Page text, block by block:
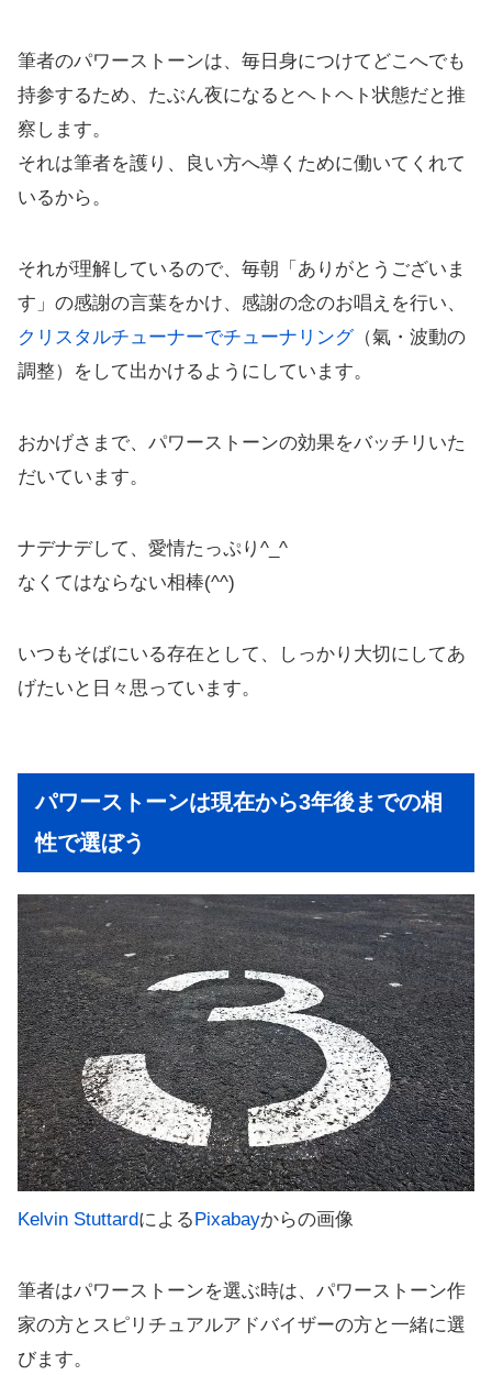
筆者のパワーストーンは、毎日身につけてどこへでも
持参するため、たぶん夜になるとヘトヘト状態だと推
察します。
それは筆者を護り、良い方へ導くために働いてくれて
いるから。
それが理解しているので、毎朝「ありがとうございま
す」の感謝の言葉をかけ、感謝の念のお唱えを行い、
クリスタルチューナーでチューナリング（氣・波動の
調整）をして出かけるようにしています。
おかげさまで、パワーストーンの効果をバッチリいた
だいています。
ナデナデして、愛情たっぷり^_^
なくてはならない相棒(^^)
いつもそばにいる存在として、しっかり大切にしてあ
げたいと日々思っています。
パワーストーンは現在から3年後までの相
性で選ぼう
Kelvin Stuttardによる Pixabayからの画像
筆者はパワーストーンを選ぶ時は、パワーストーン作
家の方とスピリチュアルアドバイザーの方と一緒に選
びます。